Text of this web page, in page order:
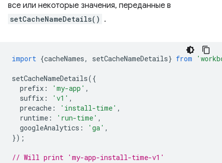
все или некоторые значения, переданные в
setCacheNameDetails() .
import {cacheNames, setCacheNameDetails} from
setCacheNameDetails({
prefix : 'my-app' ,
suffix : 'v1' ,
precache : 'install-time' ,
runtime : 'run-time' ,
googleAnalytics : 'ga' ,
});
// Will print 'my-app-install-time-v1'